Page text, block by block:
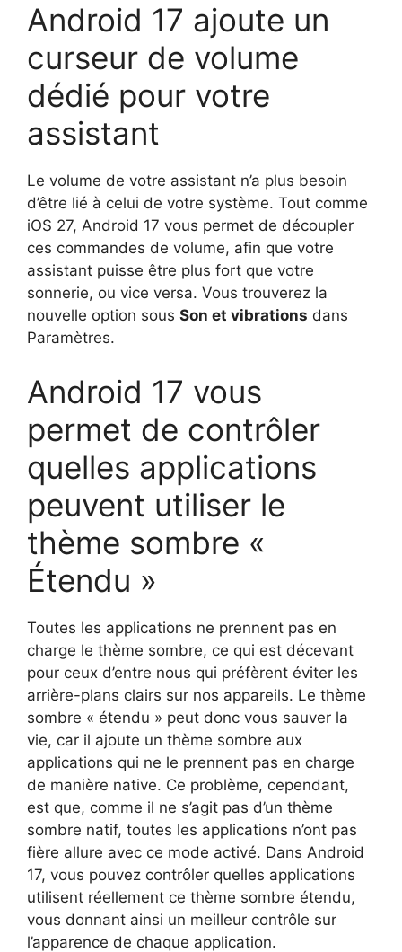
Android 17 ajoute un
curseur de volume
dédié pour votre
assistant
Le volume de votre assistant n’a plus besoin
d’être lié à celui de votre système. Tout comme
iOS 27, Android 17 vous permet de découpler
ces commandes de volume, afin que votre
assistant puisse être plus fort que votre
sonnerie, ou vice versa. Vous trouverez la
nouvelle option sous Son et vibrations dans
Paramètres.
Android 17 vous
permet de contrôler
quelles applications
peuvent utiliser le
thème sombre «
Étendu »
Toutes les applications ne prennent pas en
charge le thème sombre, ce qui est décevant
pour ceux d’entre nous qui préfèrent éviter les
arrière-plans clairs sur nos appareils. Le thème
sombre « étendu » peut donc vous sauver la
vie, car il ajoute un thème sombre aux
applications qui ne le prennent pas en charge
de manière native. Ce problème, cependant,
est que, comme il ne s’agit pas d’un thème
sombre natif, toutes les applications n’ont pas
fière allure avec ce mode activé. Dans Android
17, vous pouvez contrôler quelles applications
utilisent réellement ce thème sombre étendu,
vous donnant ainsi un meilleur contrôle sur
l’apparence de chaque application.